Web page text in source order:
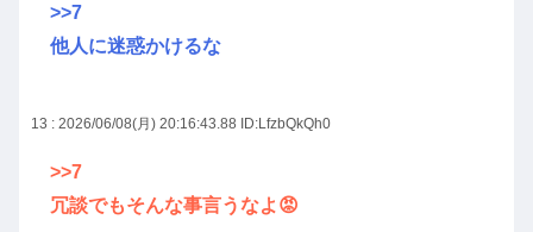
>>7
他人に迷惑かけるな
13 : 2026/06/08(月) 20:16:43.88 ID:LfzbQkQh0
>>7
冗談でもそんな事言うなよ😡